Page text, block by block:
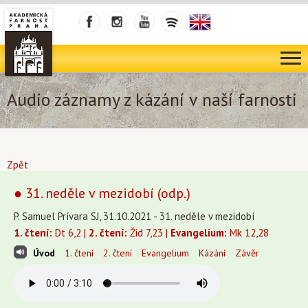
Audio záznamy z kázání v naší farnosti
Zpět
● 31. neděle v mezidobí (odp.)
P. Samuel Prívara SJ, 31.10.2021 - 31. neděle v mezidobí
1. čtení: Dt 6,2 | 2. čtení: Žid 7,23 | Evangelium: Mk 12,28
Úvod 1. čtení 2. čtení Evangelium Kázání Závěr